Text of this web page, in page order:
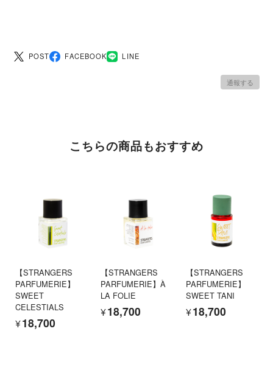
POST FACEBOOK LINE
通報する
こちらの商品もおすすめ
【STRANGERS
PARFUMERIE】
SWEET
CELESTIALS
¥18,700
【STRANGERS
PARFUMERIE】À
LA FOLIE
¥18,700
【STRANGERS
PARFUMERIE】
SWEET TANI
¥18,700